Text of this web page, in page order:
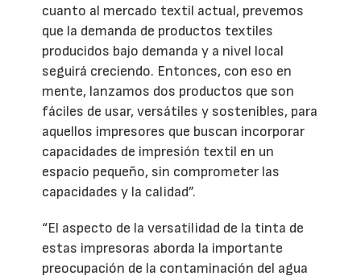
cuanto al mercado textil actual, prevemos
que la demanda de productos textiles
producidos bajo demanda y a nivel local
seguirá creciendo. Entonces, con eso en
mente, lanzamos dos productos que son
fáciles de usar, versátiles y sostenibles, para
aquellos impresores que buscan incorporar
capacidades de impresión textil en un
espacio pequeño, sin comprometer las
capacidades y la calidad”.
“El aspecto de la versatilidad de la tinta de
estas impresoras aborda la importante
preocupación de la contaminación del agua